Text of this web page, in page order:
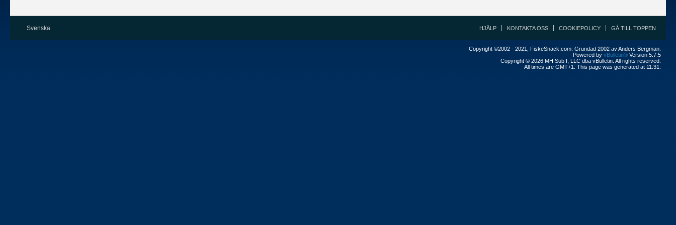
Svenska HJÄLP KONTAKTA OSS COOKIEPOLICY GÅ TILL TOPPEN
Copyright ©2002 - 2021, FiskeSnack.com. Grundad 2002 av Anders Bergman.
Powered by vBulletin® Version 5.7.5
Copyright © 2026 MH Sub I, LLC dba vBulletin. All rights reserved.
All times are GMT+1. This page was generated at 11:31.